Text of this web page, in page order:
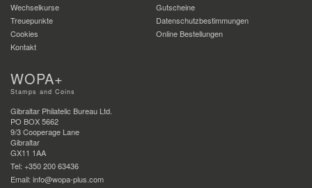
Wechselkurse
Gutscheine
Treuepunkte
Datenschutzbestimmungen
Cookies
Online Bestellungen
Kontakt
WOPA+
Stamps and Coins
Gibraltar Philatelic Bureau Ltd.
PO BOX 5662
9/3 Cooperage Lane
Gibraltar
GX11 1AA
Tel: +350 200 63436
Email: info@wopa-plus.com